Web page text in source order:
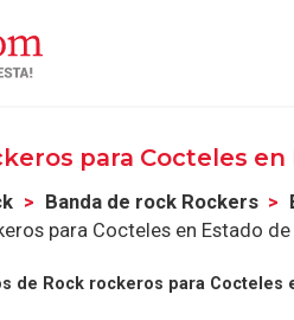
para Cocteles
Banda de rock Rockers
para Cocteles en Estado
de Rock rockeros para Cocteles